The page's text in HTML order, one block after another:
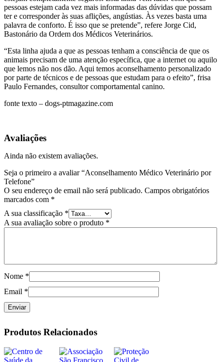
pessoas estejam cada vez mais informadas das dúvidas que possam
ter e corresponder às suas aflições, angústias. Às vezes basta uma
palavra de conforto. É isso que se pretende”, refere Jorge Cid,
Bastonário da Ordem dos Médicos Veterinários.
“Esta linha ajuda a que as pessoas tenham a consciência de que os
animais precisam de uma atenção específica, que a internet ou aquilo
que lemos não nos dão. Aqui temos aconselhamento personalizado
por parte de técnicos e de pessoas que estudam para o efeito”, frisa
Paulo Fernandes, consultor comportamental canino.
fonte texto – dogs-ptmagazine.com
Avaliações
Ainda não existem avaliações.
Seja o primeiro a avaliar “Aconselhamento Médico Veterinário por
Telefone”
O seu endereço de email não será publicado. Campos obrigatórios
marcados com *
A sua classificação *
A sua avaliação sobre o produto *
Nome *
Email *
Produtos Relacionados